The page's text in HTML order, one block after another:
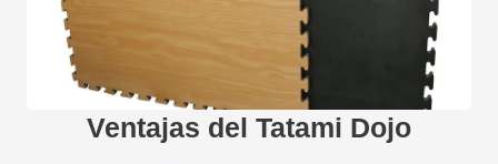
Ventajas del Tatami Dojo